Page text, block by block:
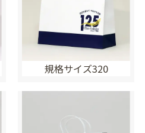
規格サイズ320